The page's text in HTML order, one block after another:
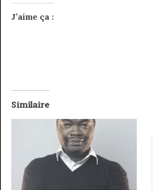
J’aime ça :
Similaire